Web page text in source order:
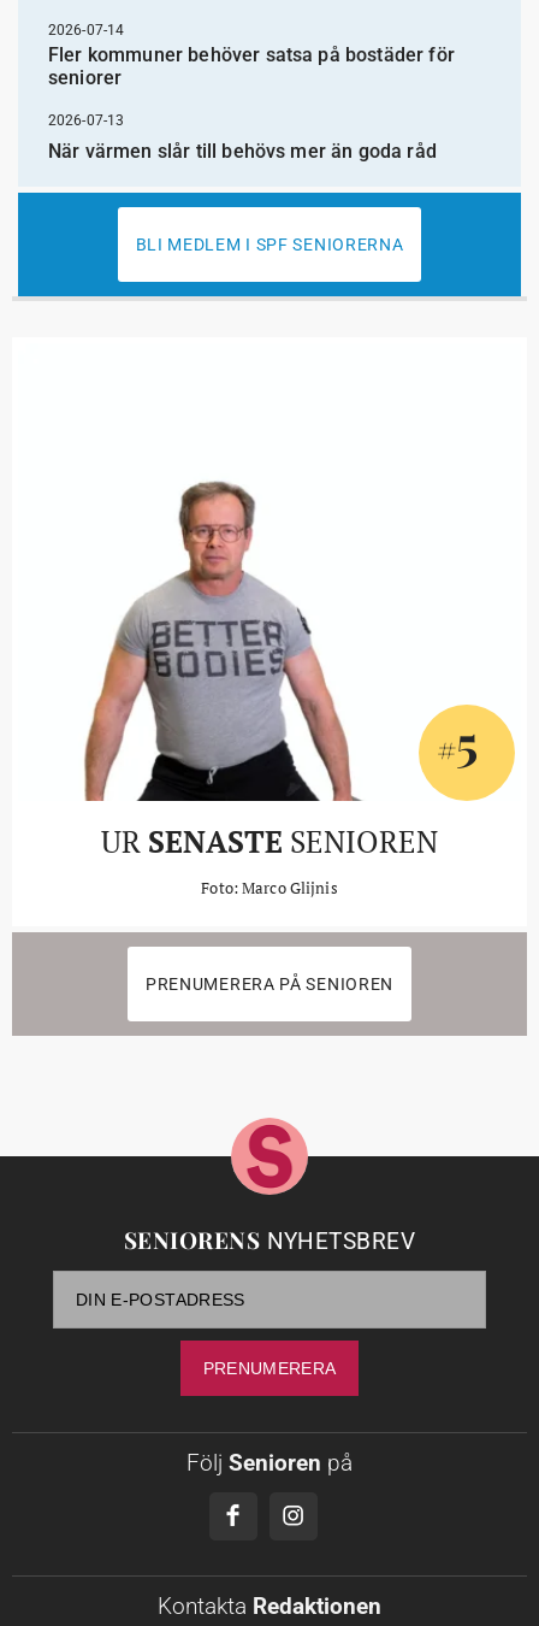
2026-07-14
Fler kommuner behöver satsa på bostäder för
seniorer
2026-07-13
När värmen slår till behövs mer än goda råd
BLI MEDLEM I SPF SENIORERNA
#5
UR SENASTE SENIOREN
Foto: Marco Glijnis
PRENUMERERA PÅ SENIOREN
SENIORENS NYHETSBREV
Följ Senioren på
Kontakta Redaktionen